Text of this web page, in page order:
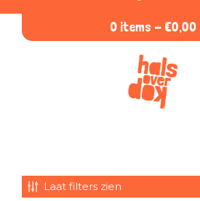
0 items - €0,00
Laat filters zien